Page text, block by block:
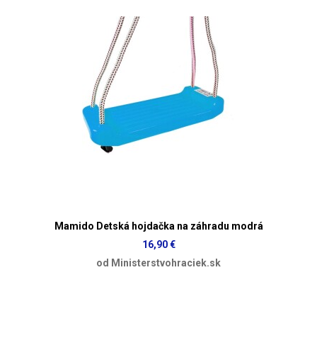
Mamido Detská hojdačka na záhradu modrá
16,90 €
od Ministerstvohraciek.sk